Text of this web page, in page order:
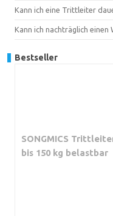
Kann ich eine Trittleiter
Kann ich nachträglich einen
Bestseller
SONGMICS
bis 150 kg belastbar